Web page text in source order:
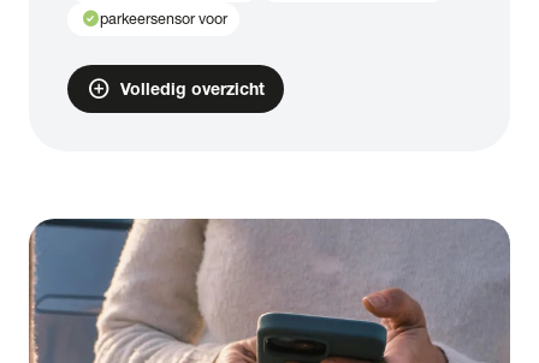
check_circleparkeersensor voor
add_circle Volledig overzicht